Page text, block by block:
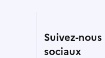
Suivez-
sociaux